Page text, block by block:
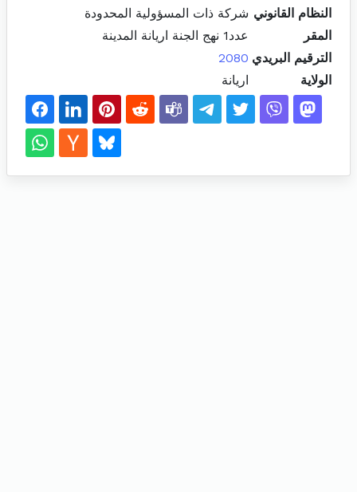
النظام القانوني شركة ذات المسؤولية المحدودة
المقر
عدد1 نهج الجنة اريانة المدينة
الترقيم البريدي 2080
الولاية
اريانة